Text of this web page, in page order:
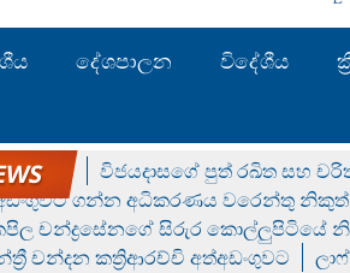
දේශපාලන විදේශීය
හෙල්ලය විජයදාසගේ පුත් රඛිත සහ
ගන්න අධිකරණය වරෙන්තු
කපිල චන්ද්‍රසේනගේ සිරුර
චන්දන කත්‍රිආරච්චි අත්අඩංගුවට